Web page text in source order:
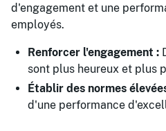
d'engagement et une
employés.
Renforcer l'engagement :
sont plus heureux et plus
Établir des normes
d'une performance